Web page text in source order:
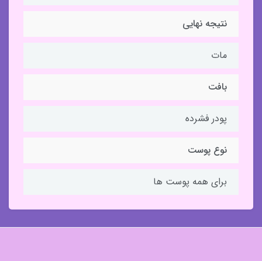
نتیجه نهایی
مات
بافت
پودر فشرده
نوع پوست
برای همه پوست ها